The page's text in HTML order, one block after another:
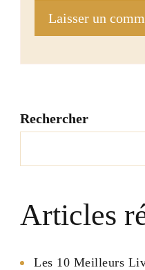
Rechercher
Articles
Les 10 Meilleurs